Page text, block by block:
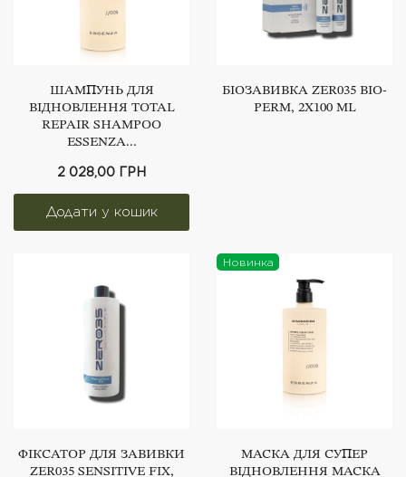
ШАМПУНЬ ДЛЯ
ВІДНОВЛЕННЯ TOTAL
REPAIR SHAMPOO
ESSENZA...
2 028,00 ГРН
БІОЗАВИВКА ZER035 BIO-
PERM, 2Х100 ML
ФІКСАТОР ДЛЯ ЗАВИВКИ
ZER035 SENSITIVE FIX,
Новинка
МАСКА ДЛЯ СУПЕР
ВІДНОВЛЕННЯ МАСКА